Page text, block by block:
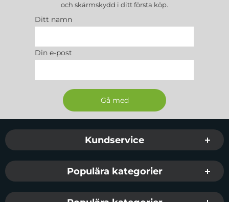
och skärmskydd i ditt första köp.
Ditt namn
Din e-post
Sidfot Blandad info och länkar
Kundservice
Populära kategorier